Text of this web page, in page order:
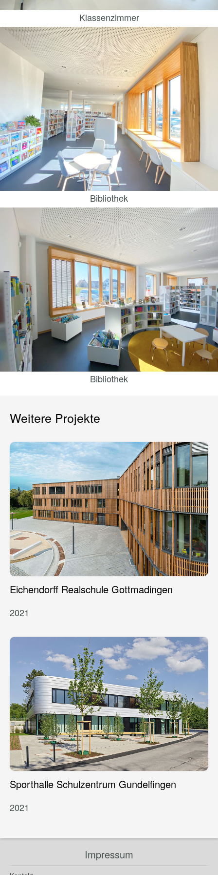
Klassenzimmer
Bibliothek
Bibliothek
Weitere Projekte
Eichendorff Realschule Gottmadingen
2021
Sporthalle Schulzentrum Gundelfingen
2021
Impressum